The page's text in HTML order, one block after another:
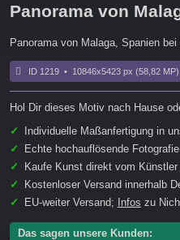
Panorama von
Panorama von Malaga, Spanien bei
ID 1219 • 10846x5423 px (58,82
Hol Dir dieses Motiv nach Hause
✓
Individuelle Maßanfertigung in
✓
Echte hochauflösende
✓
Kaufe Kunst direkt vom Künstler
✓
Kostenloser Versand innerhalb
✓
EU-weiter Versand; Infos zu
Das sagen unsere Kunden: